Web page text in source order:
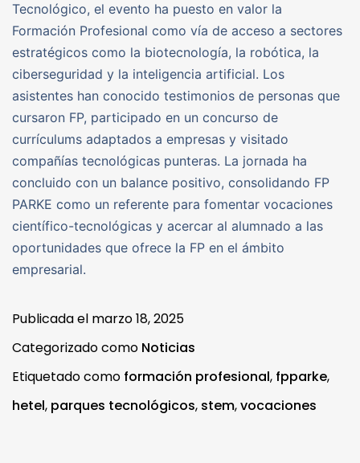
Tecnológico, el evento ha puesto en valor la
Formación Profesional como vía de acceso a sectores
estratégicos como la biotecnología, la robótica, la
ciberseguridad y la inteligencia artificial. Los
asistentes han conocido testimonios de personas que
cursaron FP, participado en un concurso de
currículums adaptados a empresas y visitado
compañías tecnológicas punteras. La jornada ha
concluido con un balance positivo, consolidando FP
PARKE como un referente para fomentar vocaciones
científico-tecnológicas y acercar al alumnado a las
oportunidades que ofrece la FP en el ámbito
empresarial.
Publicada el marzo 18, 2025
Categorizado como Noticias
Etiquetado como formación profesional, fpparke,
hetel, parques tecnológicos, stem,vocaciones